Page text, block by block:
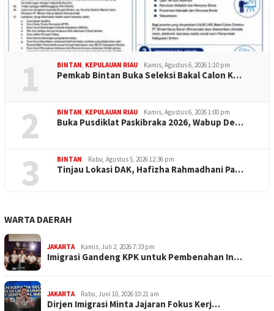
1 BINTAN, KEPULAUAN RIAU Kamis, Agustus 6, 2026 1:10 pm
Pemkab Bintan Buka Seleksi Bakal Calon K…
2 BINTAN, KEPULAUAN RIAU Kamis, Agustus 6, 2026 1:00 pm
Buka Pusdiklat Paskibraka 2026, Wabup De…
3 BINTAN Rabu, Agustus 5, 2026 12:36 pm
Tinjau Lokasi DAK, Hafizha Rahmadhani Pa…
WARTA DAERAH
JAKARTA Kamis, Juli 2, 2026 7:33 pm
Imigrasi Gandeng KPK untuk Pembenahan In…
JAKARTA Rabu, Juni 10, 2026 10:21 am
Dirjen Imigrasi Minta Jajaran Fokus Kerj…